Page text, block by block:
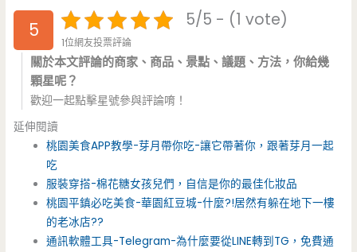
5 5/5 - (1 vote)
1位網友投票評論
關於本文評論的商家、商品、景點、議題、方法，你給幾
顆星呢？
歡迎一起點擊星號參與評論唷！
延伸閱讀
桃園美食APP教學-芽月帶你吃-讓它帶著你，跟著芽月一起
吃
服裝穿搭-棉花糖女孩兒們，自信是你的最佳化妝品
桃園平鎮必吃美食-華園紅豆城-什麼?!居然有躲在地下一樓
的老冰店??
通訊軟體工具-Telegram-為什麼要從LINE轉到TG，免費通